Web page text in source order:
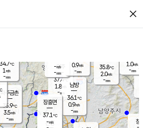
close
양주
37.4℃
1.8
-mm
파주금촌
35.9℃
3.5m/s
-mm
35.8℃
2.0m/s
-mm
창
1.0m/s
-mm
은평
남방
36.1℃
0.9m/s
-mm
장흥면
37.1℃
-m/s
-m/s
-mm
34.7℃
1 m/s
-mm
0.9m/s
-mm